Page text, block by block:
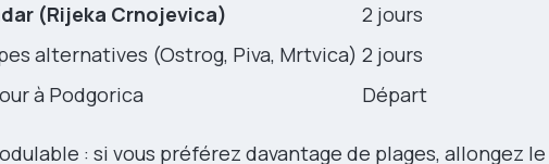
(Rijeka Crnojevica)
2 jours
alternatives (Ostrog, Piva, Mrtvica) 2 jours
à Podgorica Départ
: si vous préférez davantage de plages, allongez le